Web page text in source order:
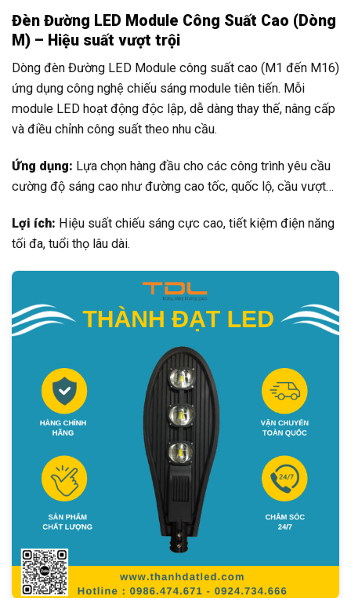
Đèn Đường LED Module Công Suất Cao (Dòng
M) – Hiệu suất vượt trội
Dòng đèn Đường LED Module công suất cao (M1 đến M16)
ứng dụng công nghệ chiếu sáng module tiên tiến. Mỗi
module LED hoạt động độc lập, dễ dàng thay thế, nâng cấp
và điều chỉnh công suất theo nhu cầu.
Ứng dụng: Lựa chọn hàng đầu cho các công trình yêu cầu
cường độ sáng cao như đường cao tốc, quốc lộ, cầu vượt…
Lợi ích: Hiệu suất chiếu sáng cực cao, tiết kiệm điện năng
tối đa, tuổi thọ lâu dài.